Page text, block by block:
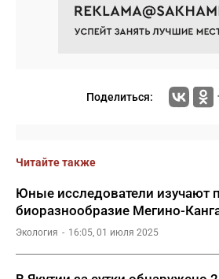
Поделиться:
Читайте также
Юные исследователи изучают
биоразнообразие Мегино-
Экология 16:05, 01 июля 2025